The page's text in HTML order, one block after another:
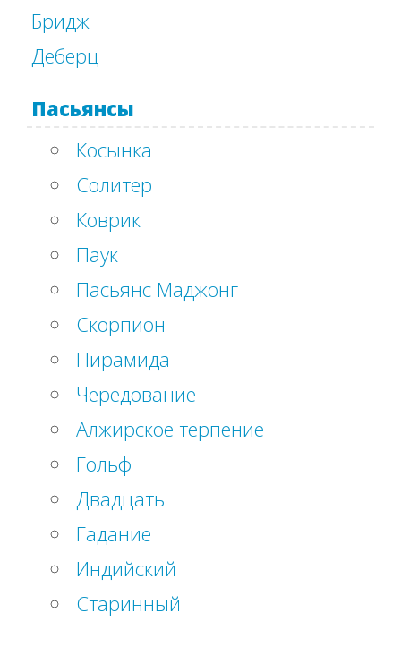
Бридж
Деберц
Пасьянсы
Косынка
Солитер
Коврик
Паук
Пасьянс Маджонг
Скорпион
Пирамида
Чередование
Алжирское терпение
Гольф
Двадцать
Гадание
Индийский
Старинный